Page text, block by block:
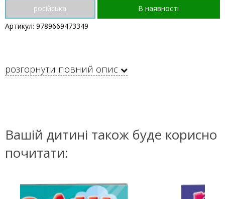
російська
В наявності
Артикул: 9789669473349
розгорнути повний опис
Вашій дитині також буде корисно
почитати: